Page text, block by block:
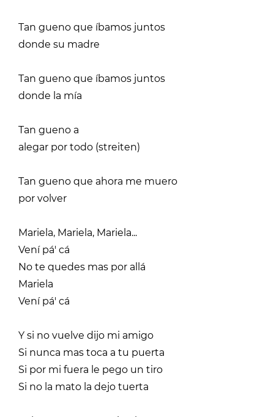
Tan gueno que íbamos juntos
donde su madre
Tan gueno que íbamos juntos
donde la mía
Tan gueno a
alegar por todo (streiten)
Tan gueno que ahora me muero
por volver
Mariela, Mariela, Mariela...
Vení pá' cá
No te quedes mas por allá
Mariela
Vení pá' cá
Y si no vuelve dijo mi amigo
Si nunca mas toca a tu puerta
Si por mi fuera le pego un tiro
Si no la mato la dejo tuerta